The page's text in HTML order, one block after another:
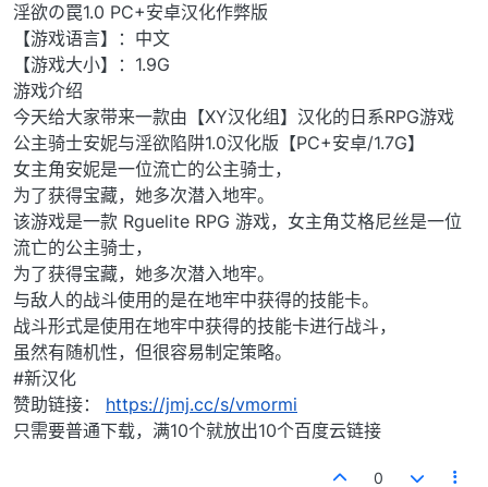
淫欲の罠1.0 PC+安卓汉化作弊版
【游戏语言】：中文
【游戏大小】：1.9G
游戏介绍
今天给大家带来一款由【XY汉化组】汉化的日系RPG游戏
公主骑士安妮与淫欲陷阱1.0汉化版【PC+安卓/1.7G】
女主角安妮是一位流亡的公主骑士，
为了获得宝藏，她多次潜入地牢。
该游戏是一款 Rguelite RPG 游戏，女主角艾格尼丝是一位
流亡的公主骑士，
为了获得宝藏，她多次潜入地牢。
与敌人的战斗使用的是在地牢中获得的技能卡。
战斗形式是使用在地牢中获得的技能卡进行战斗，
虽然有随机性，但很容易制定策略。
#新汉化
赞助链接： https://jmj.cc/s/vmormi
只需要普通下载，满10个就放出10个百度云链接
0